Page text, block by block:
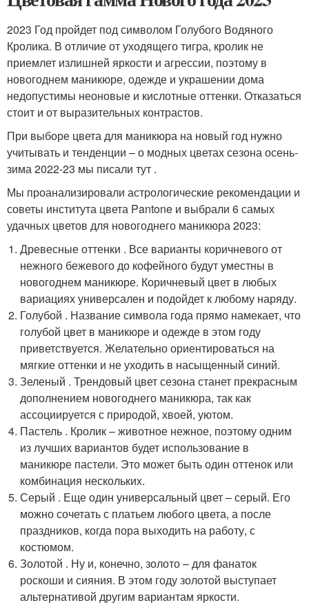
2023 Год пройдет под символом Голубого Водяного
Кролика. В отличие от уходящего тигра, кролик не
приемлет излишней яркости и агрессии, поэтому в
новогоднем маникюре, одежде и украшении дома
недопустимы неоновые и кислотные оттенки. Отказаться
стоит и от выразительных контрастов.
При выборе цвета для маникюра на новый год нужно
учитывать и тенденции – о модных цветах сезона осень-
зима 2022-23 мы писали тут .
Мы проанализировали астрологические рекомендации и
советы института цвета Pantone и выбрали 6 самых
удачных цветов для новогоднего маникюра 2023:
Древесные оттенки . Все варианты коричневого от
нежного бежевого до кофейного будут уместны в
новогоднем маникюре. Коричневый цвет в любых
вариациях универсален и подойдет к любому наряду.
Голубой . Название символа года прямо намекает, что
голубой цвет в маникюре и одежде в этом году
приветствуется. Желательно ориентироваться на
мягкие оттенки и не уходить в насыщенный синий.
Зеленый . Трендовый цвет сезона станет прекрасным
дополнением новогоднего маникюра, так как
ассоциируется с природой, хвоей, уютом.
Пастель . Кролик – животное нежное, поэтому одним
из лучших вариантов будет использование в
маникюре пастели. Это может быть один оттенок или
комбинация нескольких.
Серый . Еще один универсальный цвет – серый. Его
можно сочетать с платьем любого цвета, а после
праздников, когда пора выходить на работу, с
костюмом.
Золотой . Ну и, конечно, золото – для фанаток
роскоши и сияния. В этом году золотой выступает
альтернативой другим вариантам яркости.